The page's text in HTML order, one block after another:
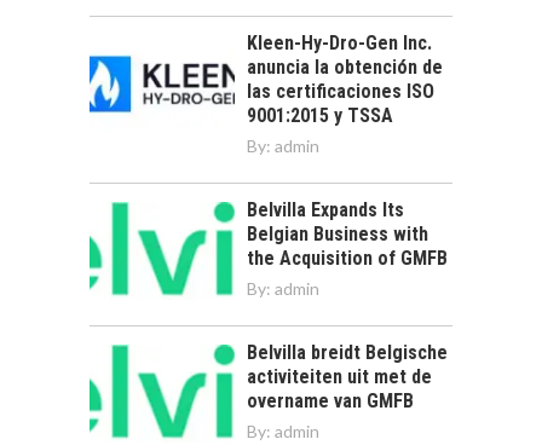
Kleen-Hy-Dro-Gen Inc.
anuncia la obtención de
las certificaciones ISO
9001:2015 y TSSA
By: admin
Belvilla Expands Its
Belgian Business with
the Acquisition of GMFB
By: admin
Belvilla breidt Belgische
activiteiten uit met de
overname van GMFB
By: admin